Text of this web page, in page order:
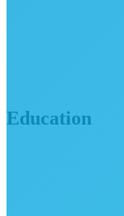
Education